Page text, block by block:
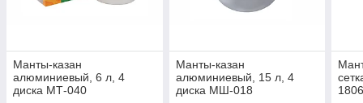
Манты-казан
алюминиевый, 6 л, 4
диска МТ-040
Манты-казан
алюминиевый, 15 л, 4
диска МШ-018